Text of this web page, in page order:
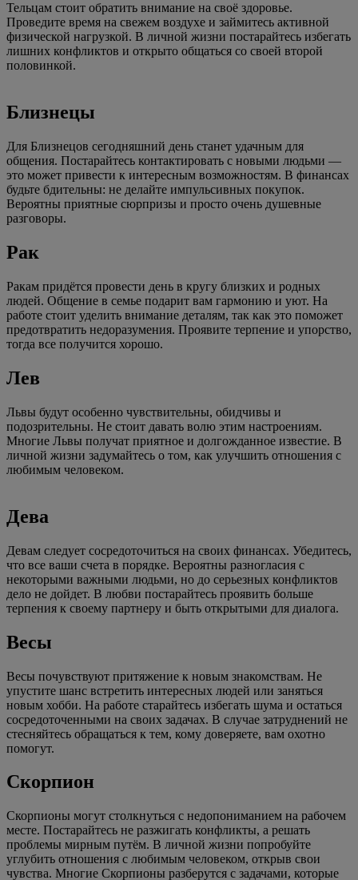
Тельцам стоит обратить внимание на своё здоровье.
Проведите время на свежем воздухе и займитесь активной
физической нагрузкой. В личной жизни постарайтесь избегать
лишних конфликтов и открыто общаться со своей второй
половинкой.
Близнецы
Для Близнецов сегодняшний день станет удачным для
общения. Постарайтесь контактировать с новыми людьми —
это может привести к интересным возможностям. В финансах
будьте бдительны: не делайте импульсивных покупок.
Вероятны приятные сюрпризы и просто очень душевные
разговоры.
Рак
Ракам придётся провести день в кругу близких и родных
людей. Общение в семье подарит вам гармонию и уют. На
работе стоит уделить внимание деталям, так как это поможет
предотвратить недоразумения. Проявите терпение и упорство,
тогда все получится хорошо.
Лев
Львы будут особенно чувствительны, обидчивы и
подозрительны. Не стоит давать волю этим настроениям.
Многие Львы получат приятное и долгожданное известие. В
личной жизни задумайтесь о том, как улучшить отношения с
любимым человеком.
Дева
Девам следует сосредоточиться на своих финансах. Убедитесь,
что все ваши счета в порядке. Вероятны разногласия с
некоторыми важными людьми, но до серьезных конфликтов
дело не дойдет. В любви постарайтесь проявить больше
терпения к своему партнеру и быть открытыми для диалога.
Весы
Весы почувствуют притяжение к новым знакомствам. Не
упустите шанс встретить интересных людей или заняться
новым хобби. На работе старайтесь избегать шума и остаться
сосредоточенными на своих задачах. В случае затруднений не
стесняйтесь обращаться к тем, кому доверяете, вам охотно
помогут.
Скорпион
Скорпионы могут столкнуться с недопониманием на рабочем
месте. Постарайтесь не разжигать конфликты, а решать
проблемы мирным путём. В личной жизни попробуйте
углубить отношения с любимым человеком, открыв свои
чувства. Многие Скорпионы разберутся с задачами, которые